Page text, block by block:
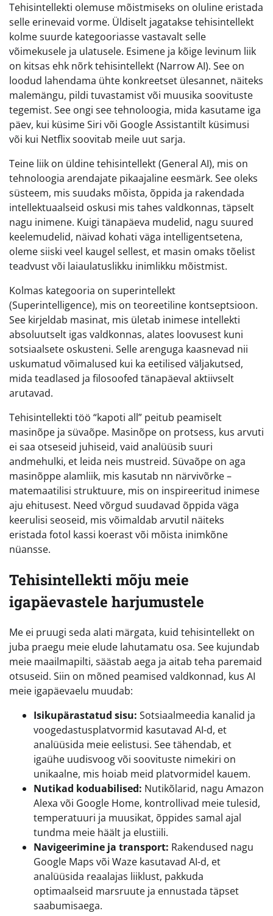
Tehisintellekti olemuse mõistmiseks on oluline eristada
selle erinevaid vorme. Üldiselt jagatakse tehisintellekt
kolme suurde kategooriasse vastavalt selle
võimekusele ja ulatusele. Esimene ja kõige levinum liik
on kitsas ehk nõrk tehisintellekt (Narrow AI). See on
loodud lahendama ühte konkreetset ülesannet, näiteks
malemängu, pildi tuvastamist või muusika soovituste
tegemist. See ongi see tehnoloogia, mida kasutame iga
päev, kui küsime Siri või Google Assistantilt küsimusi
või kui Netflix soovitab meile uut sarja.
Teine liik on üldine tehisintellekt (General AI), mis on
tehnoloogia arendajate pikaajaline eesmärk. See oleks
süsteem, mis suudaks mõista, õppida ja rakendada
intellektuaalseid oskusi mis tahes valdkonnas, täpselt
nagu inimene. Kuigi tänapäeva mudelid, nagu suured
keelemudelid, näivad kohati väga intelligentsetena,
oleme siiski veel kaugel sellest, et masin omaks tõelist
teadvust või laiaulatuslikku inimlikku mõistmist.
Kolmas kategooria on superintellekt
(Superintelligence), mis on teoreetiline kontseptsioon.
See kirjeldab masinat, mis ületab inimese intellekti
absoluutselt igas valdkonnas, alates loovusest kuni
sotsiaalsete oskusteni. Selle arenguga kaasnevad nii
uskumatud võimalused kui ka eetilised väljakutsed,
mida teadlased ja filosoofed tänapäeval aktiivselt
arutavad.
Tehisintellekti töö “kapoti all” peitub peamiselt
masinõpe ja süvaõpe. Masinõpe on protsess, kus arvuti
ei saa otseseid juhiseid, vaid analüüsib suuri
andmehulki, et leida neis mustreid. Süvaõpe on aga
masinõppe alamliik, mis kasutab nn närvivõrke –
matemaatilisi struktuure, mis on inspireeritud inimese
aju ehitusest. Need võrgud suudavad õppida väga
keerulisi seoseid, mis võimaldab arvutil näiteks
eristada fotol kassi koerast või mõista inimkõne
nüansse.
Tehisintellekti mõju meie
igapäevastele harjumustele
Me ei pruugi seda alati märgata, kuid tehisintellekt on
juba praegu meie elude lahutamatu osa. See kujundab
meie maailmapilti, säästab aega ja aitab teha paremaid
otsuseid. Siin on mõned peamised valdkonnad, kus AI
meie igapäevaelu muudab:
Isikupärastatud sisu: Sotsiaalmeedia kanalid ja
voogedastusplatvormid kasutavad AI-d, et
analüüsida meie eelistusi. See tähendab, et
igaühe uudisvoog või soovituste nimekiri on
unikaalne, mis hoiab meid platvormidel kauem.
Nutikad koduabilised: Nutikõlarid, nagu Amazon
Alexa või Google Home, kontrollivad meie tulesid,
temperatuuri ja muusikat, õppides samal ajal
tundma meie häält ja elustiili.
Navigeerimine ja transport: Rakendused nagu
Google Maps või Waze kasutavad AI-d, et
analüüsida reaalajas liiklust, pakkuda
optimaalseid marsruute ja ennustada täpset
saabumisaega.